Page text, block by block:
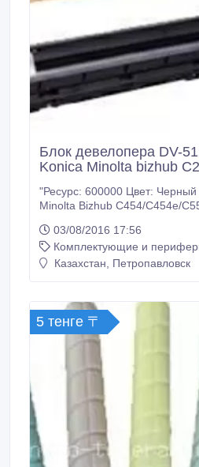
Блок девелопера DV-
Konica Minolta bizhub
"Ресурс: 600000 Цвет:
Minolta Bizhub C454/C454e/
оригинальные расходные
гарантия качества товара.
много-тонера точка рф.
03/08/2016 17:56
Комплектующие и
Казахстан, Петропавловск
5 тенге 〒